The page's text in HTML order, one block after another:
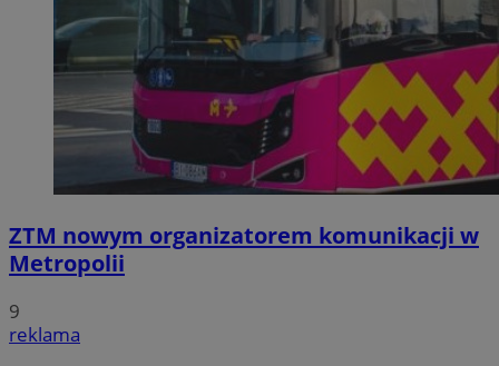
ZTM nowym organizatorem komunikacji w
Metropolii
9
reklama